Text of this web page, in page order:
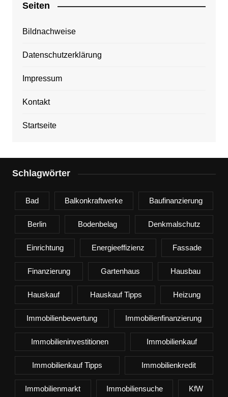
Seiten
Bildnachweise
Datenschutzerklärung
Impressum
Kontakt
Startseite
Schlagwörter
Bad Balkonkraftwerke Baufinanzierung
Berlin Bodenbelag Denkmalschutz
Einrichtung Energieeffizienz Fassade
Finanzierung Gartenhaus Hausbau
Hauskauf Hauskauf Tipps Heizung
Immobilienbewertung Immobilienfinanzierung
Immobilieninvestitionen Immobilienkauf
Immobilienkauf Tipps Immobilienkredit
Immobilienmarkt Immobiliensuche KfW